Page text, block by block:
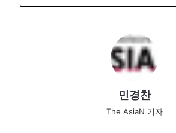
민경찬
The AsiaN 기자